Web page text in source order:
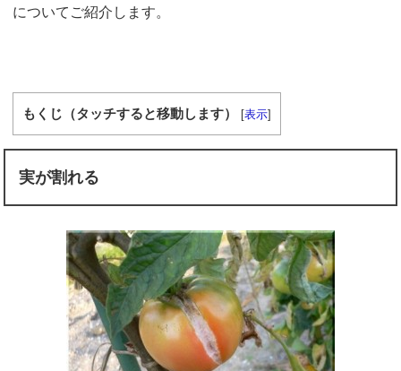
についてご紹介します。
もくじ（タッチすると移動します） [表示]
実が割れる